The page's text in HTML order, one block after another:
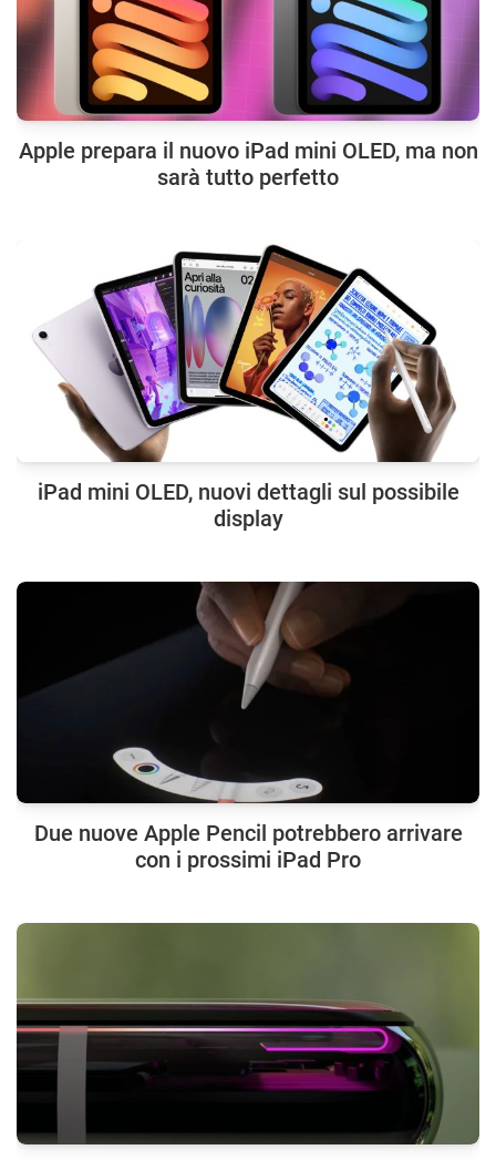
Apple prepara il nuovo iPad mini OLED, ma non
sarà tutto perfetto
iPad mini OLED, nuovi dettagli sul possibile
display
Due nuove Apple Pencil potrebbero arrivare
con i prossimi iPad Pro